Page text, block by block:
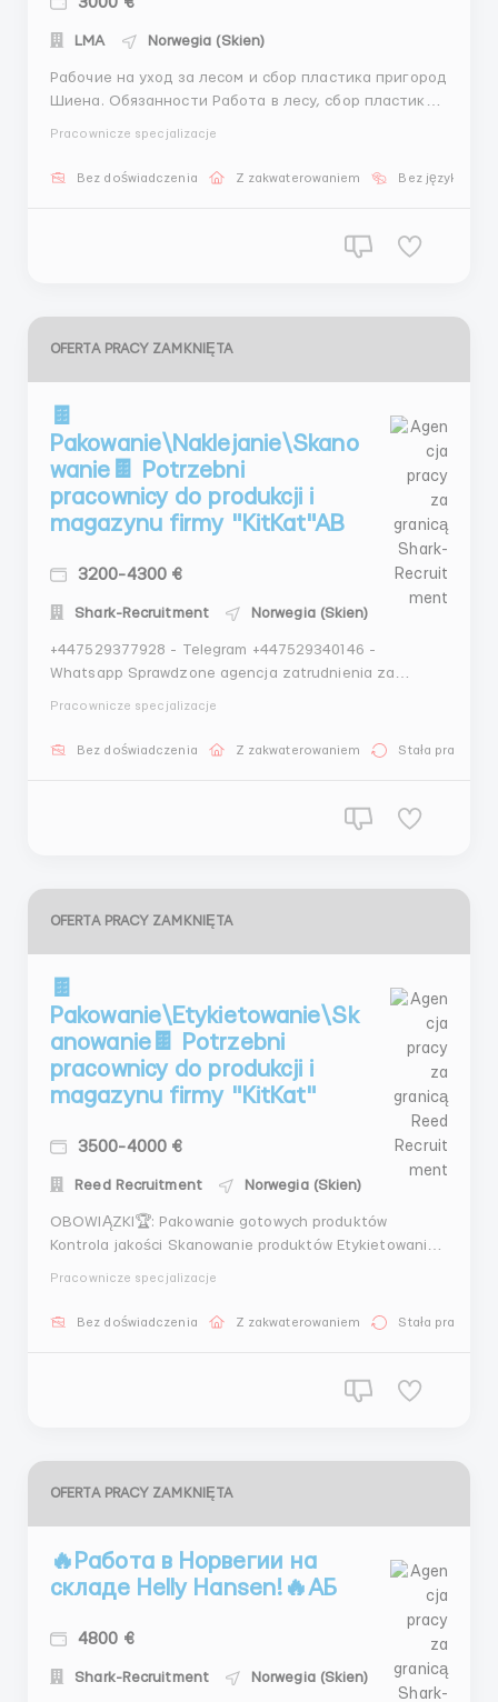
LMA Norwegia (Skien)
Рабочие на уход за лесом и сбор пластика пригород
Шиена. Обязанности Работа в лесу, сбор пластика,
пар. График работы 8 часов в день \ 5 дней в
Pracownicze specjalizacje
Bez doświadczenia Z zakwaterowaniem Bez języka
OFERTA PRACY ZAMKNIĘTA
🍫
Pakowanie\Naklejanie\Skano
wanie🍫 Potrzebni
pracownicy do produkcji i
magazynu firmy "KitKat"AB
3200-4300 €
Shark-Recruitment Norwegia (Skien)
+447529377928 - Telegram +447529340146 -
Whatsapp Sprawdzone agencja zatrudnienia za
doświadczenia na rynku zatrudnienia - Licencja na
Pracownicze specjalizacje
Bez doświadczenia Z zakwaterowaniem Stała praca
OFERTA PRACY ZAMKNIĘTA
🍫
Pakowanie\Etykietowanie\Sk
anowanie🍫 Potrzebni
pracownicy do produkcji i
magazynu firmy "KitKat"
3500-4000 €
Reed Recruitment Norwegia (Skien)
OBOWIĄZKI🏆: Pakowanie gotowych produktów
Kontrola jakości Skanowanie produktów Etykietowanie
Uważność na szczegóły i umiejętność pracy w zespole
Pracownicze specjalizacje
Bez doświadczenia Z zakwaterowaniem Stała praca
OFERTA PRACY ZAMKNIĘTA
🔥Работа в Норвегии на
складе Helly Hansen!🔥АБ
4800 €
Shark-Recruitment Norwegia (Skien)